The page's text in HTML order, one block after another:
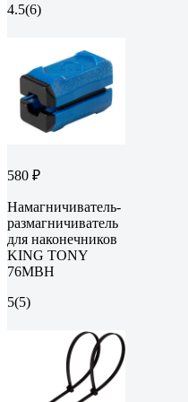
4.5(6)
580 ₽
Намагничиватель-
размагничиватель
для наконечников
KING TONY
76MBH
5(5)